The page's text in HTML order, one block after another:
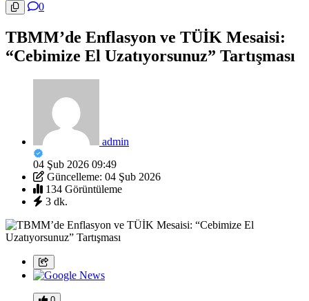
0
TBMM’de Enflasyon ve TÜİK Mesaisi:
“Cebimize El Uzatıyorsunuz” Tartışması
admin
04 Şub 2026 09:49
Güncelleme: 04 Şub 2026
134 Görüntüleme
3 dk.